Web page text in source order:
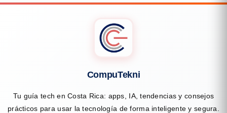
CompuTekni
Tu guía tech en Costa Rica: apps, IA, tendencias y consejos
prácticos para usar la tecnología de forma inteligente y segura.